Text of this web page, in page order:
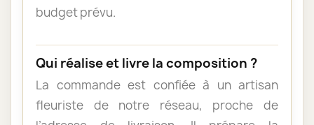
budget prévu.
Qui réalise et livre la composition ?
La commande est confiée à un artisan
fleuriste de notre réseau, proche de